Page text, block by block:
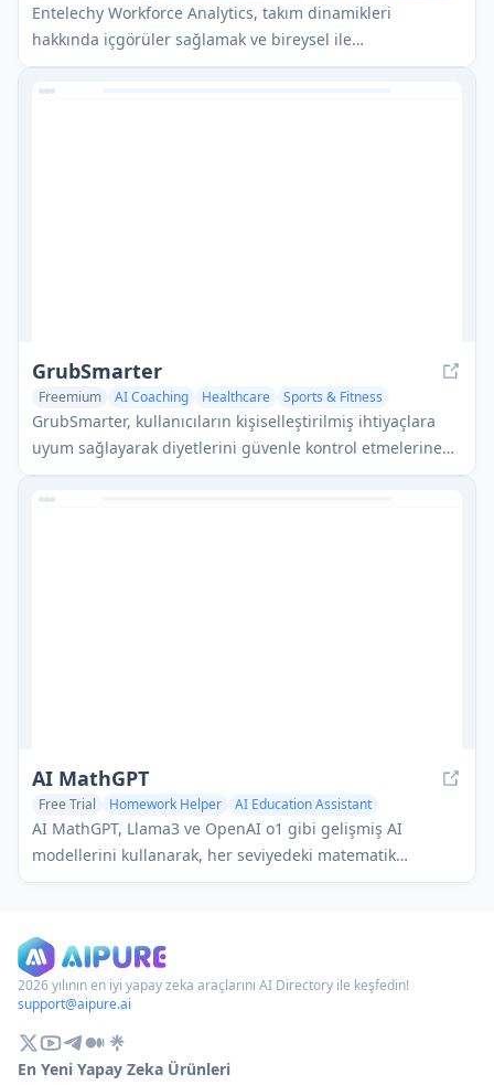
AI Coaching
Entelechy Workforce Analytics, takım dinamikleri
hakkında içgörüler sağlamak ve bireysel ile
organizasyonel büyümeyi teşvik etmek için 360
değerlendirmeleri ve insan analitiği kullanan bir karakter
GrubSmarter
Freemium AI Coaching Healthcare Sports & Fitness
GrubSmarter, kullanıcıların kişiselleştirilmiş ihtiyaçlara
uyum sağlayarak diyetlerini güvenle kontrol etmelerine
ve daha iyi yeme alışkanlıkları öğrenmelerine yardımcı
olan AI destekli bir beslenme uygulamasıdır.
AI MathGPT
Free Trial Homework Helper
AI Education Assistant
AI Coaching
AI MathGPT, Llama3 ve OpenAI o1 gibi gelişmiş AI
modellerini kullanarak, her seviyedeki matematik
problemleri için adım adım çözümler ve net açıklamalar
2026 yılının en iyi yapay zeka araçlarını AI Directory ile keşfedin!
support@aipure.ai
En Yeni Yapay Zeka Ürünleri